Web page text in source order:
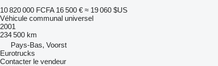
10 820 000 FCFA 16 500 € ≈ 19 060 $US
Véhicule communal universel
2001
234 500 km
Pays-Bas, Voorst
Eurotrucks
Contacter le vendeur